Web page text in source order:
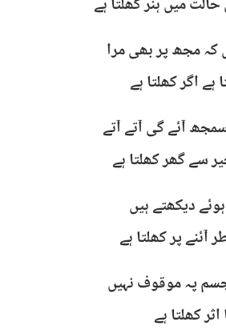
میں ہنر کھلتا ہے
کہ مجھ پر بھی مرا
اگر کھلتا ہے
آئے گی آتے آتے
سے گھر کھلتا ہے
دیکھتے ہیں
پر کھلتا ہے
پہ موقوف نہیں
کھلتا ہے